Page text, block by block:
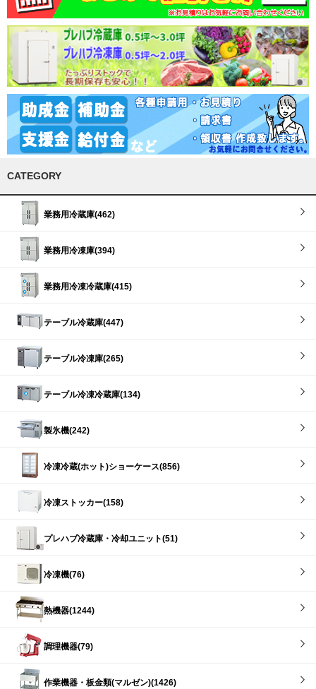
CATEGORY
業務用冷蔵庫(462)
業務用冷凍庫(394)
業務用冷凍冷蔵庫(415)
テーブル冷蔵庫(447)
テーブル冷凍庫(265)
テーブル冷凍冷蔵庫(134)
製氷機(242)
冷凍冷蔵(ホット)ショーケース(856)
冷凍ストッカー(158)
プレハブ冷蔵庫・冷却ユニット(51)
冷凍機(76)
熱機器(1244)
調理機器(79)
作業機器・板金類(マルゼン)(1426)